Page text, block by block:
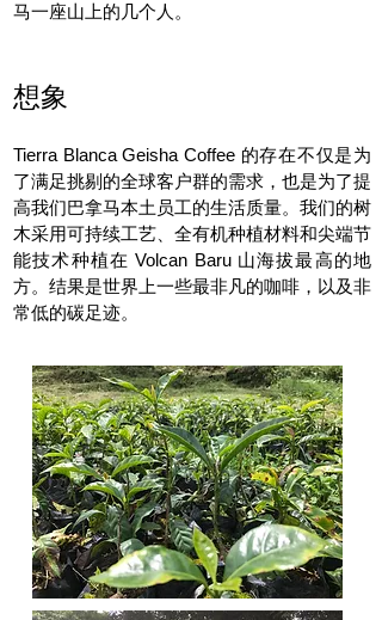
马一座山上的几个人。
想象
Tierra Blanca Geisha Coffee 的存在不仅是为
了满足挑剔的全球客户群的需求，也是为了提
高我们巴拿马本土员工的生活质量。我们的树
木采用可持续工艺、全有机种植材料和尖端节
能技术种植在 Volcan Baru 山海拔最高的地
方。结果是世界上一些最非凡的咖啡，以及非
常低的碳足迹。